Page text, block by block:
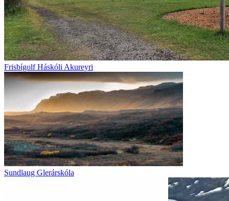
Frisbígolf Háskóli Akureyri
Sundlaug Glerárskóla